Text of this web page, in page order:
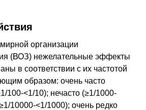
организации
(ВОЗ) нежелательные эффекты
в соответствии с их частотой
образом: очень часто
100-<1/10); нечасто (≥1/1000-
10000-<1/1000); очень редко